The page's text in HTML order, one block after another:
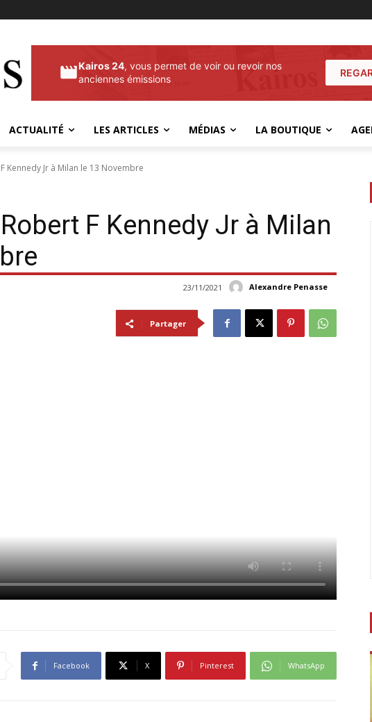
Kairos 24, vous permet de voir ou revoir nos
anciennes émissions
ACTUALITÉ LES ARTICLES MÉDIAS LA BOUTIQUE
Kennedy Jr à Milan le 13 Novembre
F Kennedy Jr à Milan
Alexandre Penasse
23/11/2021
Partager
Facebook X Pinterest WhatsApp